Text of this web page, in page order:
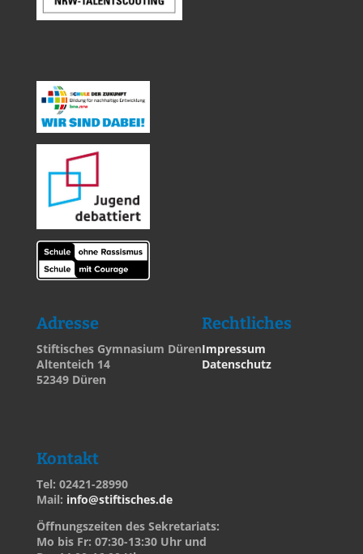
Adresse
Stiftisches Gymnasium Düren
Altenteich 14
52349 Düren
Rechtliches
Impressum
Datenschutz
Kontakt
Tel: 02421-28990
Mail: info@stiftisches.de
Öffnungszeiten des Sekretariats:
Mo bis Fr: 07:30-13:30 Uhr und